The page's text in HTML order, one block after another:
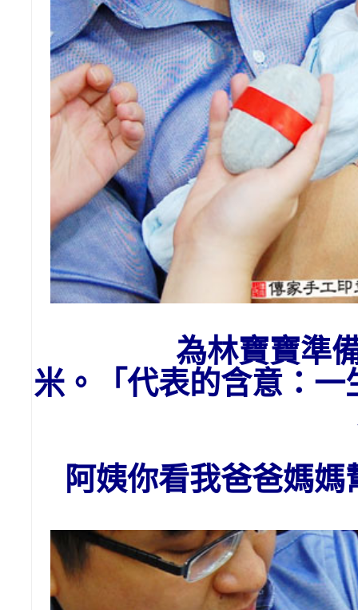
為林寶寶準
米。「代表的含意：
阿姨你看我爸爸媽